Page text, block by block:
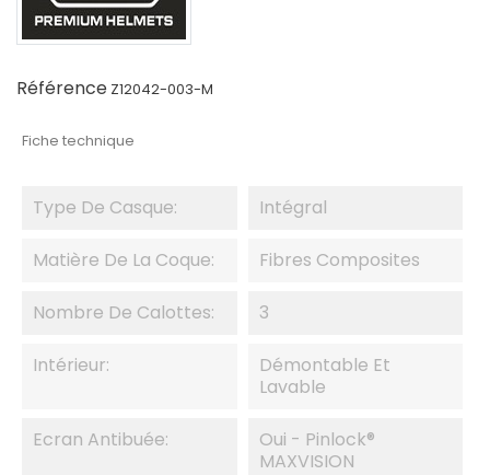
Référence Z12042-003-M
Fiche technique
Type De Casque: Intégral
Matière De La Coque: Fibres Composites
Nombre De Calottes: 3
Intérieur:
Démontable Et
Lavable
Ecran Antibuée:
Oui - Pinlock®
MAXVISION